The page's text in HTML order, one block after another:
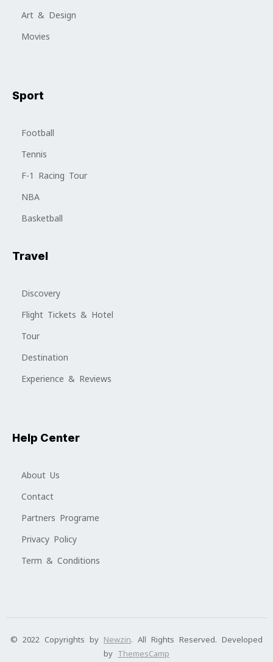
Art & Design
Movies
Sport
Football
Tennis
F-1 Racing Tour
NBA
Basketball
Travel
Discovery
Flight Tickets & Hotel
Tour
Destination
Experience & Reviews
Help Center
About Us
Contact
Partners Programe
Privacy Policy
Term & Conditions
© 2022 Copyrights by Newzin. All Rights Reserved. Developed
by ThemesCamp